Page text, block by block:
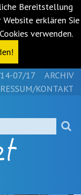
Bereitstellung
erklären Sie
verwenden.
07/17
ARCHIV
KONTAKT